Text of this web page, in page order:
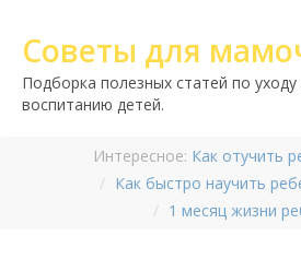
Советы для
Подборка полезных статей по уходу
воспитанию детей.
Интересное: Как отучить
Как быстро научить
1 месяц жизни